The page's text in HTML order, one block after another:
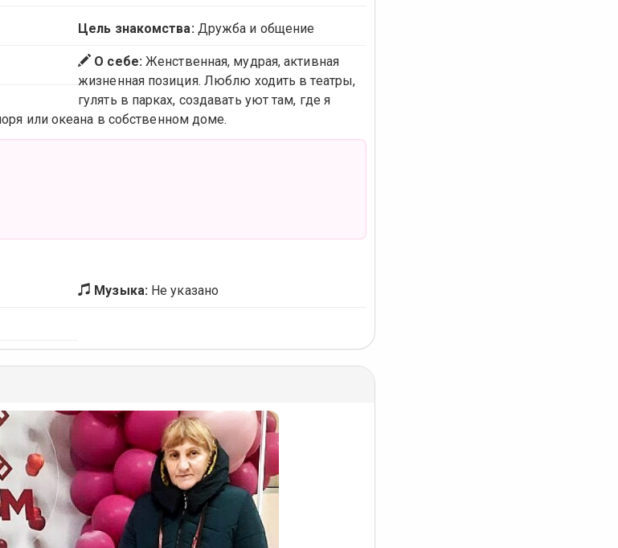
Цель знакомства: Дружба и общение
О себе:Женственная, мудрая, активная
жизненная позиция. Люблю ходить в театры,
гулять в парках, создавать уют там, где я
или океана в собственном доме.
Музыка: Не указано